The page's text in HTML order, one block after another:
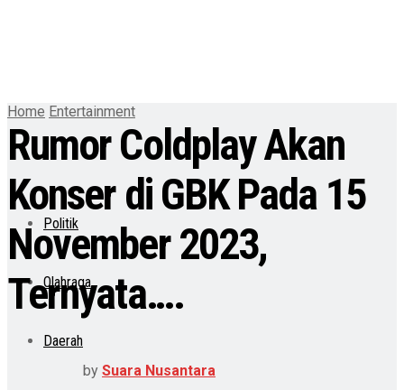
Politik
Olahraga
Daerah
Home Entertainment
Rumor Coldplay Akan
Konser di GBK Pada 15
November 2023,
Ternyata….
by Suara Nusantara